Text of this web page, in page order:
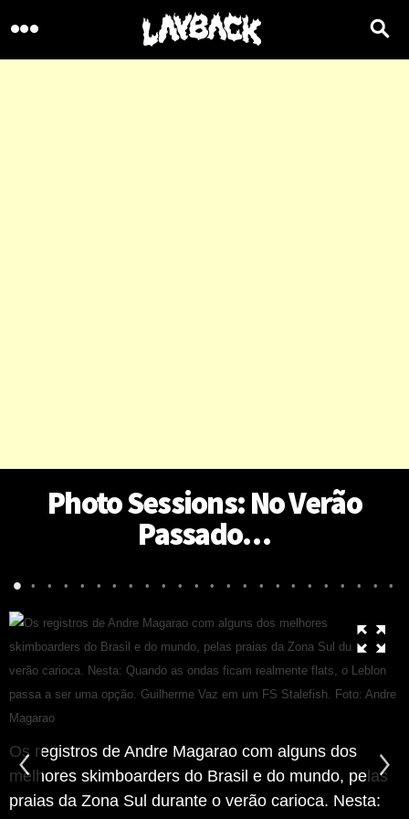
Photo Sessions: No Verão
Passado…
• • • • • • • • • • • • • • • • • • • • • • • •
Os registros de Andre Magarao com alguns dos
melhores skimboarders do Brasil e do mundo, pelas
praias da Zona Sul durante o verão carioca. Nesta: